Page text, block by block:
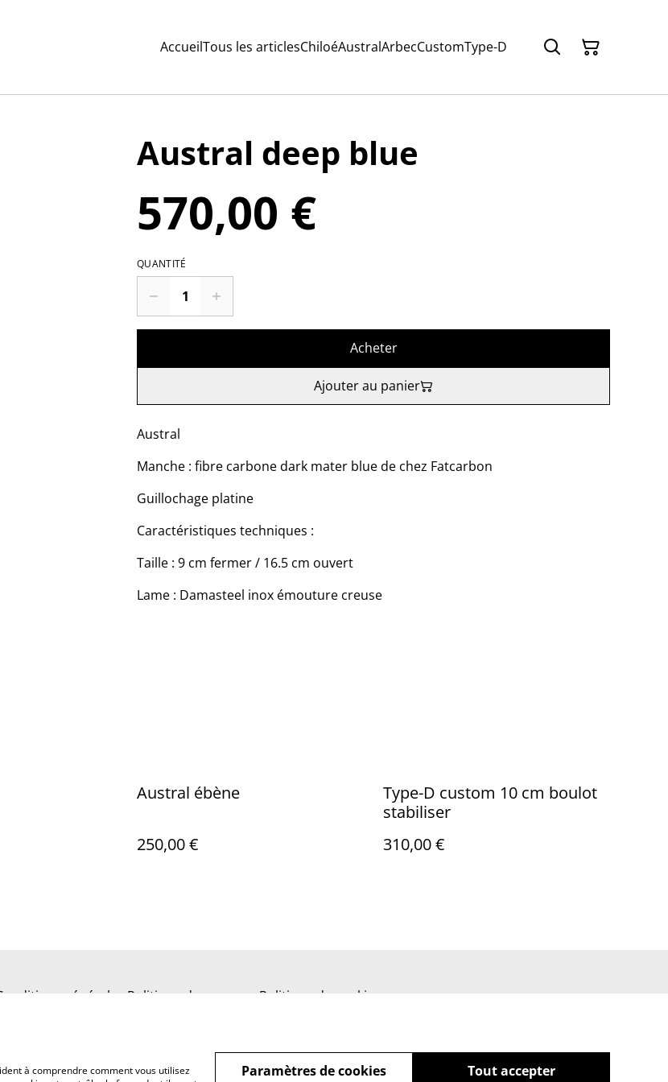
AccueilTous les articlesChiloéAustralArbecCustomType-D
Austral deep blue
570,00 €
QUANTITÉ
Acheter
Ajouter au panier
Austral
Manche : fibre carbone dark mater blue de chez Fatcarbon
Guillochage platine
Caractéristiques techniques :
Taille : 9 cm fermer / 16.5 cm ouvert
Lame : Damasteel inox émouture creuse
Austral ébène
250,00 €
Type-D custom 10 cm boulot
stabiliser
310,00 €
généralesPolitique de
Politique de cookies
à comprendre comment vous utilisez
Tout accepter
Paramètres de cookies